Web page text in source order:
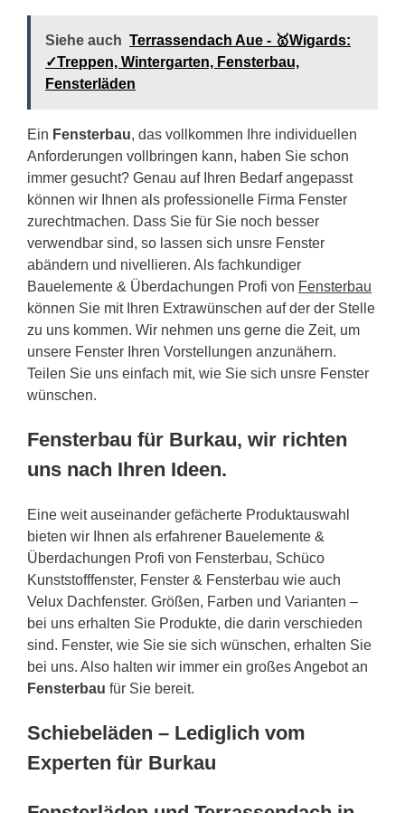
Siehe auch Terrassendach Aue - 🥇Wigards:
✓Treppen, Wintergarten, Fensterbau,
Fensterläden
Ein Fensterbau, das vollkommen Ihre individuellen
Anforderungen vollbringen kann, haben Sie schon
immer gesucht? Genau auf Ihren Bedarf angepasst
können wir Ihnen als professionelle Firma Fenster
zurechtmachen. Dass Sie für Sie noch besser
verwendbar sind, so lassen sich unsre Fenster
abändern und nivellieren. Als fachkundiger
Bauelemente & Überdachungen Profi von Fensterbau
können Sie mit Ihren Extrawünschen auf der der Stelle
zu uns kommen. Wir nehmen uns gerne die Zeit, um
unsere Fenster Ihren Vorstellungen anzunähern.
Teilen Sie uns einfach mit, wie Sie sich unsre Fenster
wünschen.
Fensterbau für Burkau, wir richten
uns nach Ihren Ideen.
Eine weit auseinander gefächerte Produktauswahl
bieten wir Ihnen als erfahrener Bauelemente &
Überdachungen Profi von Fensterbau, Schüco
Kunststofffenster, Fenster & Fensterbau wie auch
Velux Dachfenster. Größen, Farben und Varianten –
bei uns erhalten Sie Produkte, die darin verschieden
sind. Fenster, wie Sie sie sich wünschen, erhalten Sie
bei uns. Also halten wir immer ein großes Angebot an
Fensterbau für Sie bereit.
Schiebeläden – Lediglich vom
Experten für Burkau